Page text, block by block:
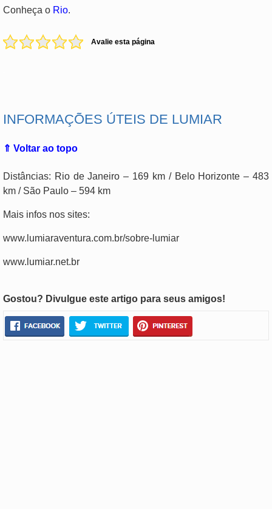
Conheça o Rio.
Avalie esta página
INFORMAÇÕES ÚTEIS DE LUMIAR
⇑ Voltar ao topo
Distâncias: Rio de Janeiro – 169 km / Belo Horizonte – 483
km / São Paulo – 594 km
Mais infos nos sites:
www.lumiaraventura.com.br/sobre-lumiar
www.lumiar.net.br
Gostou? Divulgue este artigo para seus amigos!